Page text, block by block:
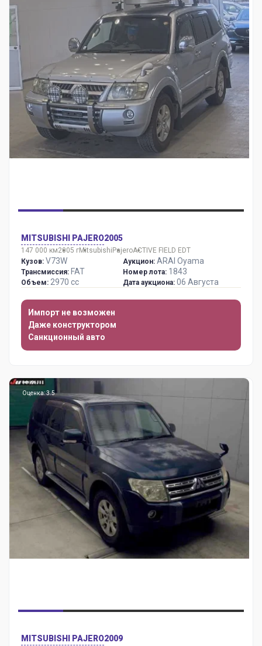
MITSUBISHI PAJERO2005
147 000 км2005 гMitsubishi PajeroACTIVE FIELD EDT
Кузов: V73W
Трансмиссия: FAT
Объем: 2970 сс
Аукцион: ARAI Oyama
Номер лота: 1843
Дата аукциона: 06 Августа
Импорт не возможен
Даже конструктором
Санкционный авто
Оценка: 3.5
MITSUBISHI PAJERO2009